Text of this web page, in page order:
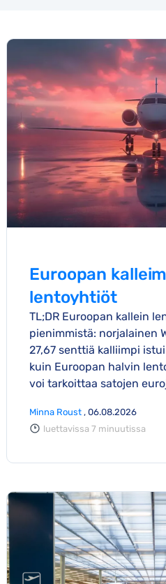
Euroopan
lentoyhtiöt
TL;DR Euroopan kallein
pienimmistä: norjalainen
27,67 senttiä kalliimpi
kuin Euroopan halvin
voi tarkoittaa satojen
Minna Roust , 06.08.2026
luettavissa 7 minuutissa